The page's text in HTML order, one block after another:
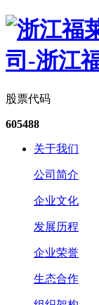
股票代码
605488
关于我们
公司简介
企业文化
发展历程
企业荣誉
生态合作